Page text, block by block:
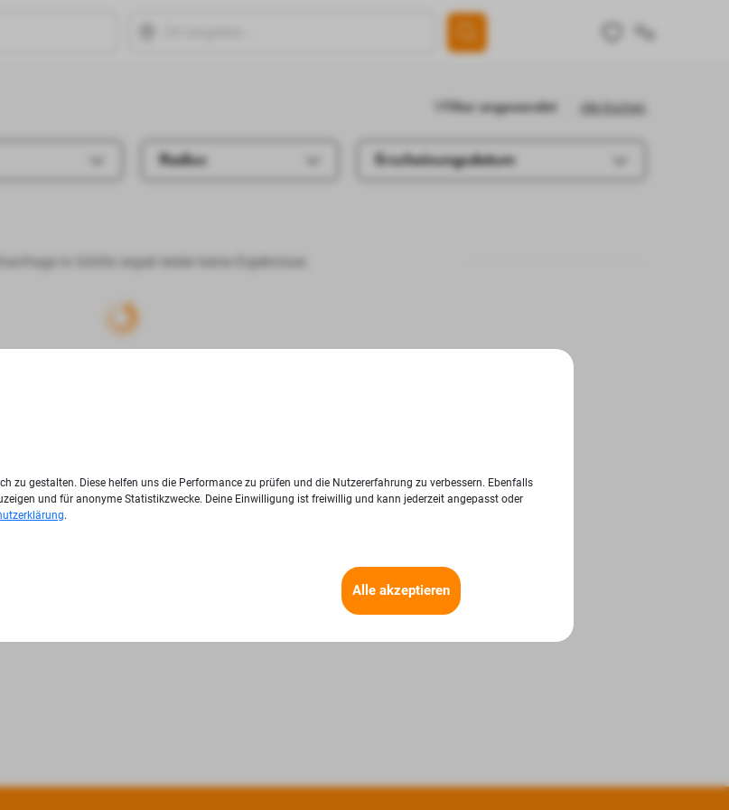
Alle löschen
1 Filter angewendet
Radius Erscheinungsdatum
in Görlitz ergab leider keine Ergebnisse.
zu gestalten. Diese helfen uns die Performance zu prüfen und die Nutzererfahrung zu verbessern. Ebenfalls
und für anonyme Statistikzwecke. Deine Einwilligung ist freiwillig und kann jederzeit angepasst oder
.
Alle akzeptieren